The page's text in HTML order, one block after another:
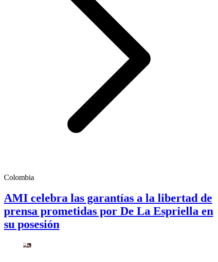
Colombia
AMI celebra las garantías a la libertad de
prensa prometidas por De La Espriella en
su posesión